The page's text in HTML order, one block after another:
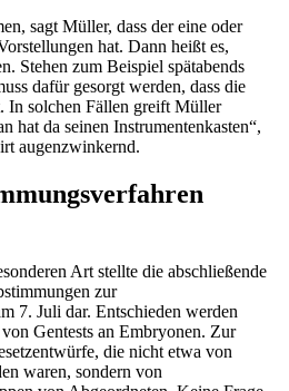
sagt Müller, dass der eine oder
hat. Dann heißt es,
Stehen zum Beispiel spätabends
dafür gesorgt werden, dass die
In solchen Fällen greift Müller
hat da seinen Instrumentenkasten“,
augenzwinkernd.
Art stellte die abschließende
zur
7. Juli dar. Entschieden werden
Gentests an Embryonen. Zur
die nicht etwa von
waren, sondern von